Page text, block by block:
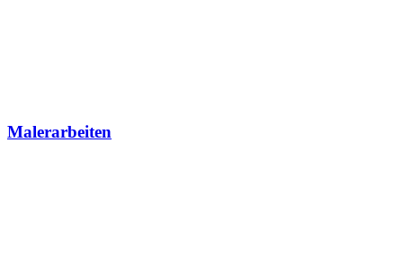
Malerarbeiten